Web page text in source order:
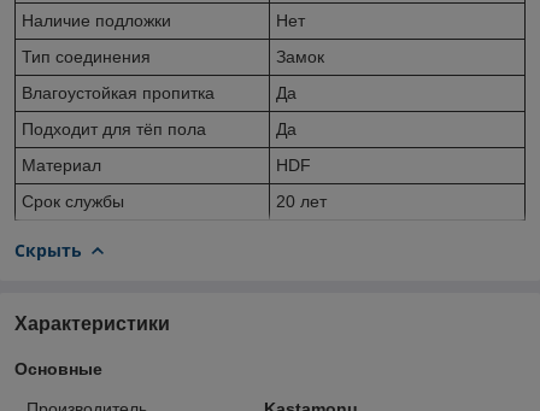
Наличие подложки
Нет
Тип соединения
Замок
Влагоустойкая пропитка
Да
Подходит для тёп пола
Да
Материал
HDF
Срок службы
20 лет
Скрыть
Характеристики
Основные